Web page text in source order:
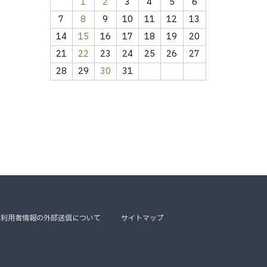
7
8 9 10 11 12
13
14
15 16 17 18 19
20
21
22 23 24 25 26
27
28
29 30 31
利用者情報の外部送信について サイトマップ